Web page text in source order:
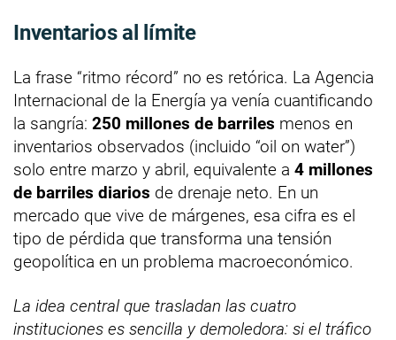
Inventarios al límite
La frase “ritmo récord” no es retórica. La Agencia
Internacional de la Energía ya venía cuantificando
la sangría: 250 millones de barriles menos en
inventarios observados (incluido “oil on water”)
solo entre marzo y abril, equivalente a 4 millones
de barriles diarios de drenaje neto. En un
mercado que vive de márgenes, esa cifra es el
tipo de pérdida que transforma una tensión
geopolítica en un problema macroeconómico.
La idea central que trasladan las cuatro
instituciones es sencilla y demoledora: si el tráfico